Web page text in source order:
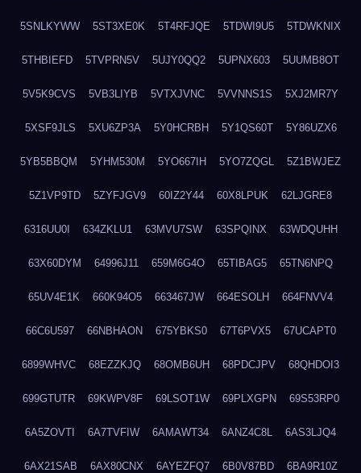
5SNLKYWW 5ST3XE0K 5T4RFJQE 5TDWI9U5 5TDWKNIX
5THBIEFD 5TVPRN5V 5UJY0QQ2 5UPNX603 5UUMB8OT
5V5K9CVS 5VB3LIYB 5VTXJVNC 5VVNNS1S 5XJ2MR7Y
5XSF9JLS 5XU6ZP3A 5Y0HCRBH 5Y1QS60T 5Y86UZX6
5YB5BBQM 5YHM530M 5YO667IH 5YO7ZQGL 5Z1BWJEZ
5Z1VP9TD 5ZYFJGV9 60IZ2Y44 60X8LPUK 62LJGRE8
6316UU0I 634ZKLU1 63MVU7SW 63SPQINX 63WDQUHH
63X60DYM 64996J11 659M6G4O 65TIBAG5 65TN6NPQ
65UV4E1K 660K94O5 663467JW 664ESOLH 664FNVV4
66C6U597 66NBHAON 675YBKS0 67T6PVX5 67UCAPT0
6899WHVC 68EZZKJQ 68OMB6UH 68PDCJPV 68QHDOI3
699GTUTR 69KWPV8F 69LSOT1W 69PLXGPN 69S53RP0
6A5ZOVTI 6A7TVFIW 6AMAWT34 6ANZ4C8L 6AS3LJQ4
6AX21SAB 6AX80CNX 6AYEZFQ7 6B0V87BD 6BA9R10Z